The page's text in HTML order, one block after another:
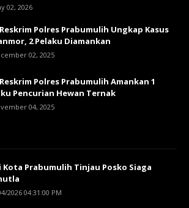
02, 2026
Polres Prabumulih Ungkap Kasus
2 Pelaku Diamankan
02, 2025
Polres Prabumulih Amankan 1
Pencurian Hewan Ternak
04, 2025
Kota Prabumulih Tinjau Posko Siaga
2026 04:31:00 PM